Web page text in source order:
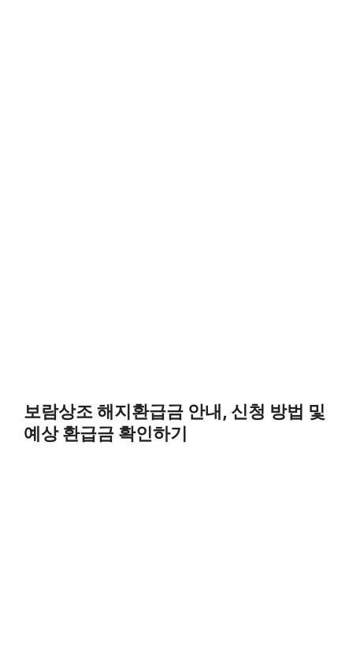
보람상조 해지환급금 안내, 신청 방법 및
예상 환급금 확인하기